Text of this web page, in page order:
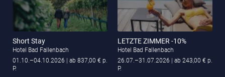
Short Stay
Hotel Bad Fallenbach
01.10.–04.10.2026
| ab 837,00 € p.
P.
LETZTE ZIMMER -10%
Hotel Bad Fallenbach
26.07.–31.07.2026
| ab 243,00 € p.
P.